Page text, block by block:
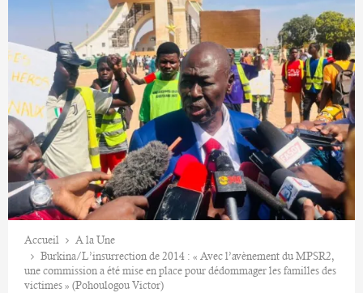
Accueil
A la Une
Burkina/L’insurrection de 2014 : « Avec l’avènement du MPSR2,
une commission a été mise en place pour dédommager les familles des
victimes » (Pohoulogou Victor)